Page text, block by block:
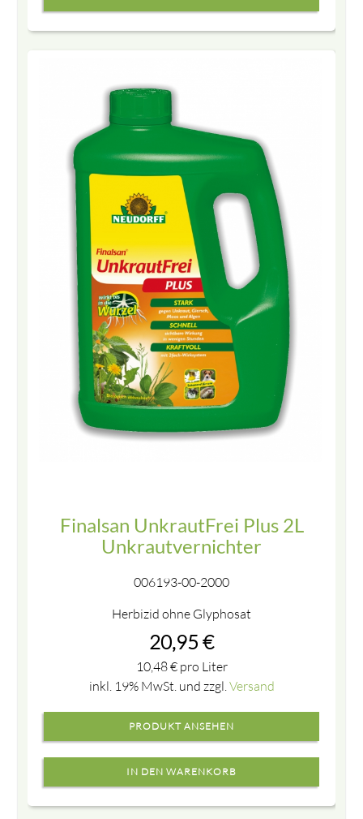
Finalsan UnkrautFrei Plus 2L
Unkrautvernichter
006193-00-2000
Herbizid ohne Glyphosat
20,95 €
10,48€pro Liter
inkl. 19% MwSt. und zzgl. Versand
PRODUKT ANSEHEN